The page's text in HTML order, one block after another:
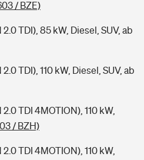
/ BZE)
TDI), 85 kW, Diesel, SUV, ab
TDI), 110 kW, Diesel, SUV, ab
TDI 4MOTION), 110 kW,
/ BZH)
TDI 4MOTION), 110 kW,